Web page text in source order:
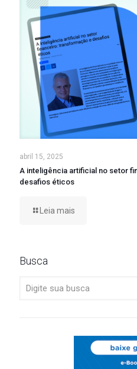
abril 15, 2025
A inteligência artificial no setor
desafios éticos
Leia mais
Busca